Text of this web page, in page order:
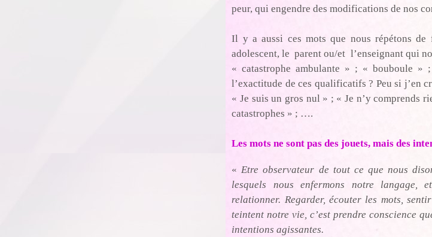
peur, qui engendre des modifications de nos
Il y a aussi ces mots que nous répétons de
adolescent, le parent ou/et l’enseignant qui
« catastrophe ambulante » ; « bouboule
l’exactitude de ces qualificatifs ? Peu si j’en
« Je suis un gros nul » ; « Je n’y comprends
catastrophes » ; ….
Les mots ne sont pas des jouets, mais des
«Etre observateur de tout ce que nous
lesquels nous enfermons notre
relationner. Regarder, écouter les mots,
teintent notre vie, c’est prendre conscience
intentions agissantes.